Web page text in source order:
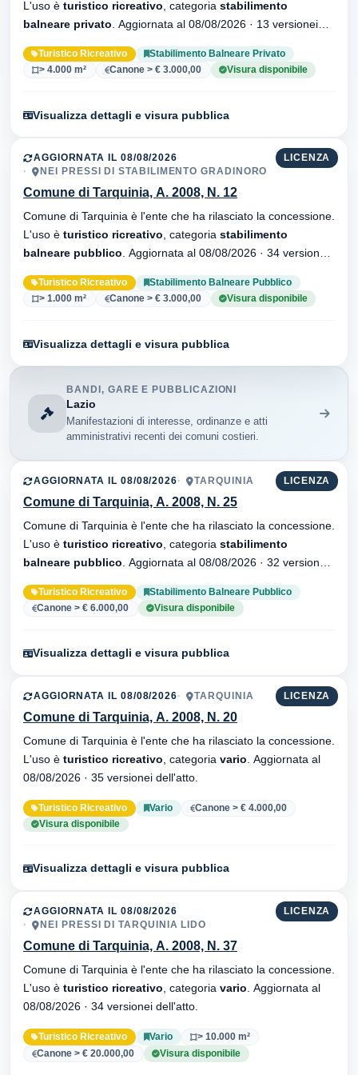
L'uso è turistico ricreativo , categoria stabilimento
balneare privato
Turistico Ricreativo
Stabilimento Balneare Privato
> 4.000 m²
Canone > € 3.000,00 Visura disponibile
Visualizza dettagli e visura pubblica
LICENZA
AGGIORNATA IL 08/08/2026
NEI PRESSI DI STABILIMENTO GRADINORO
Comune di Tarquinia, A. 2008, N. 12
Comune di Tarquinia è l'ente che ha rilasciato la concessione.
L'uso è turistico ricreativo , categoria stabilimento
balneare pubblico
Turistico Ricreativo
Stabilimento Balneare Pubblico
> 1.000 m²
Canone > € 3.000,00 Visura disponibile
Visualizza dettagli e visura pubblica
BANDI, GARE E PUBBLICAZIONI
Lazio
Manifestazioni di interesse, ordinanze e atti
amministrativi recenti dei comuni costieri.
LICENZA
AGGIORNATA IL 08/08/2026 TARQUINIA
Comune di Tarquinia, A. 2008, N. 25
Comune di Tarquinia è l'ente che ha rilasciato la concessione.
L'uso è turistico ricreativo , categoria stabilimento
balneare pubblico
Turistico Ricreativo
Stabilimento Balneare Pubblico
Canone > € 6.000,00
Visura disponibile
Visualizza dettagli e visura pubblica
LICENZA
AGGIORNATA IL 08/08/2026 TARQUINIA
Comune di Tarquinia, A. 2008, N. 20
Comune di Tarquinia è l'ente che ha rilasciato la concessione.
L'uso è turistico ricreativo , categoria vario
08/08/2026 · 35 versionei dell'atto.
Turistico Ricreativo Vario
Canone > € 4.000,00
Visura disponibile
Visualizza dettagli e visura pubblica
LICENZA
AGGIORNATA IL 08/08/2026
NEI PRESSI DI TARQUINIA LIDO
Comune di Tarquinia, A. 2008, N. 37
Comune di Tarquinia è l'ente che ha rilasciato la concessione.
L'uso è turistico ricreativo , categoria vario
08/08/2026 · 34 versionei dell'atto.
Turistico Ricreativo Vario
> 10.000 m²
Canone > € 20.000,00
Visura disponibile